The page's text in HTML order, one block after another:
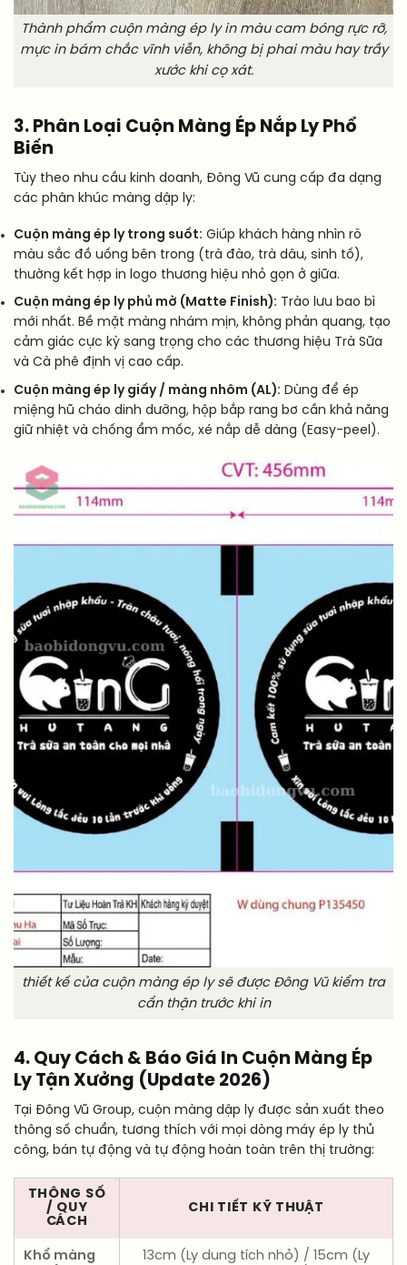
Thành phẩm cuộn màng ép ly in màu cam bóng rực rỡ,
mực in bám chắc vĩnh viễn, không bị phai màu hay trầy
xước khi cọ xát.
3. Phân Loại Cuộn Màng Ép Nắp Ly Phổ
Biến
Tùy theo nhu cầu kinh doanh, Đông Vũ cung cấp đa dạng
các phân khúc màng dập ly:
Cuộn màng ép ly trong suốt: Giúp khách hàng nhìn rõ
màu sắc đồ uống bên trong (trà đào, trà dâu, sinh tố),
thường kết hợp in logo thương hiệu nhỏ gọn ở giữa.
Cuộn màng ép ly phủ mờ (Matte Finish): Trào lưu bao bì
mới nhất. Bề mặt màng nhám mịn, không phản quang, tạo
cảm giác cực kỳ sang trọng cho các thương hiệu Trà Sữa
và Cà phê định vị cao cấp.
Cuộn màng ép ly giấy / màng nhôm (AL): Dùng để ép
miệng hũ cháo dinh dưỡng, hộp bắp rang bơ cần khả năng
giữ nhiệt và chống ẩm mốc, xé nắp dễ dàng (Easy-peel).
thiết kế của cuộn màng ép ly sẽ được Đông Vũ kiểm tra
cẩn thận trước khi in
4. Quy Cách & Báo Giá In Cuộn Màng Ép
Ly Tận Xưởng (Update 2026)
Tại Đông Vũ Group, cuộn màng dập ly được sản xuất theo
thông số chuẩn, tương thích với mọi dòng máy ép ly thủ
công, bán tự động và tự động hoàn toàn trên thị trường:
THÔNG SỐ
/ QUY
CÁCH
CHI TIẾT KỸ THUẬT
Khổ màng 13cm (Ly dung tích nhỏ) / 15cm (Ly